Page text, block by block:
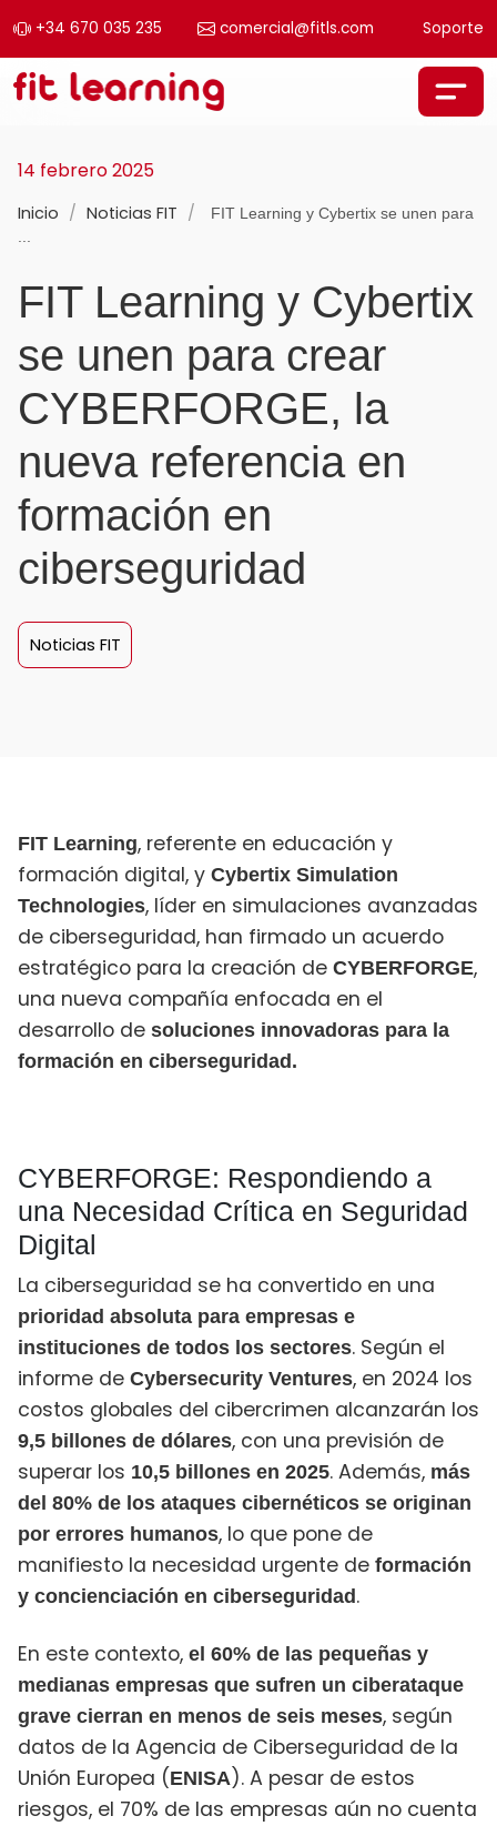
+34 670 035 235 comercial@fitls.com Soporte
Saltar al contenido
Navegación principal
14 febrero 2025
Inicio / Noticias FIT /
FIT Learning y Cybertix se unen para
FIT Learning y Cybertix
se unen para crear
CYBERFORGE, la
nueva referencia en
formación en
ciberseguridad
Noticias FIT
FIT Learning, referente en educación y
formación digital, y Cybertix Simulation
Technologies, líder en simulaciones avanzadas
de ciberseguridad, han firmado un acuerdo
estratégico para la creación de CYBERFORGE,
una nueva compañía enfocada en el
desarrollo de soluciones innovadoras para la
formación en ciberseguridad.
CYBERFORGE: Respondiendo a
una Necesidad Crítica en Seguridad
Digital
La ciberseguridad se ha convertido en una
prioridad absoluta para empresas e
instituciones de todos los sectores. Según el
informe de Cybersecurity Ventures, en 2024 los
costos globales del cibercrimen alcanzarán los
9,5 billones de dólares, con una previsión de
superar los 10,5 billones en 2025. Además, más
del 80% de los ataques cibernéticos se originan
por errores humanos, lo que pone de
manifiesto la necesidad urgente de formación
y concienciación en ciberseguridad .
En este contexto, el 60% de las pequeñas y
medianas empresas que sufren un ciberataque
grave cierran en menos de seis meses, según
datos de la Agencia de Ciberseguridad de la
Unión Europea (ENISA). A pesar de estos
riesgos, el 70% de las empresas aún no cuenta